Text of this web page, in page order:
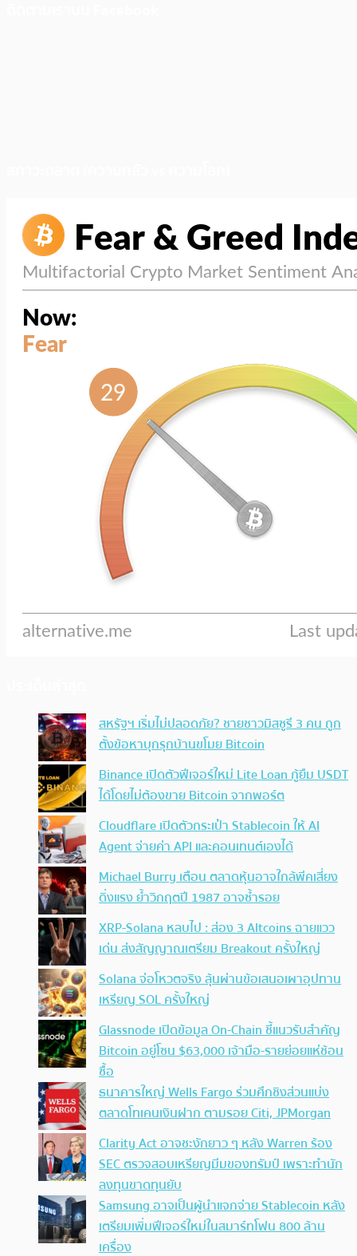
สหรัฐฯ เริ่มไม่ปลอดภัย? ชายชาวมิสซูรี 3 คน ถูก
ตั้งข้อหาบุกรุกบ้านขโมย Bitcoin
Binance เปิดตัวฟีเจอร์ใหม่ Lite Loan กู้ยืม USDT
ได้โดยไม่ต้องขาย Bitcoin จากพอร์ต
Cloudflare เปิดตัวกระเป๋า Stablecoin ให้ AI
Agent จ่ายค่า API และคอนเทนต์เองได้
Michael Burry เตือน ตลาดหุ้นอาจใกล้พีคเสี่ยง
ดิ่งแรง ย้ำวิกฤตปี 1987 อาจซ้ำรอย
XRP-Solana หลบไป : ส่อง 3 Altcoins ฉายแวว
เด่น ส่งสัญญาณเตรียม Breakout ครั้งใหญ่
Solana จ่อโหวตจริง ลุ้นผ่านข้อเสนอเผาอุปทาน
เหรียญ SOL ครั้งใหญ่
Glassnode เปิดข้อมูล On-Chain ชี้แนวรับสำคัญ
Bitcoin อยู่โซน $63,000 เจ้ามือ-รายย่อยแห่ช้อน
ซื้อ
ธนาคารใหญ่ Wells Fargo ร่วมศึกชิงส่วนแบ่ง
ตลาดโทเคนเงินฝาก ตามรอย Citi, JPMorgan
Clarity Act อาจชะงักยาว ๆ หลัง Warren ร้อง
SEC ตรวจสอบเหรียญมีมของทรัมป์ เพราะทำนัก
ลงทุนขาดทุนยับ
Samsung อาจเป็นผู้นำแจกจ่าย Stablecoin หลัง
เตรียมเพิ่มฟีเจอร์ใหม่ในสมาร์ทโฟน 800 ล้าน
เครื่อง